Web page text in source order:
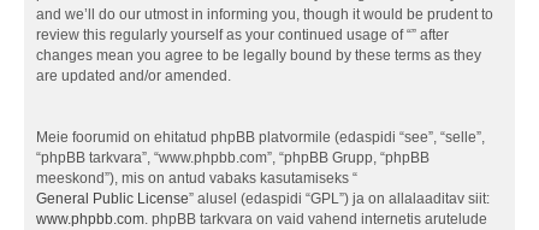
and we’ll do our utmost in informing you, though it would be prudent to
review this regularly yourself as your continued usage of “” after
changes mean you agree to be legally bound by these terms as they
are updated and/or amended.
Meie foorumid on ehitatud phpBB platvormile (edaspidi “see”, “selle”,
“phpBB tarkvara”, “www.phpbb.com”, “phpBB Grupp, “phpBB
meeskond”), mis on antud vabaks kasutamiseks “
General Public License” alusel (edaspidi “GPL”) ja on allalaaditav siit:
www.phpbb.com. phpBB tarkvara on vaid vahend internetis arutelude